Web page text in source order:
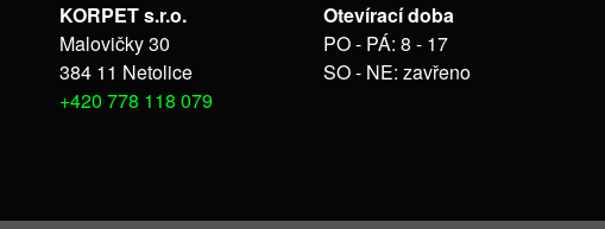
KORPET s.r.o.
Malovičky 30
384 11 Netolice
+420 778 118 079
Otevírací doba
PO - PÁ: 8 - 17
SO - NE: zavřeno